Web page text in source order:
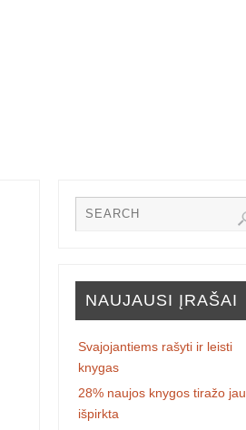
NAUJAUSI ĮRAŠAI
Svajojantiems rašyti ir leisti
knygas
28% naujos knygos tiražo jau
išpirkta